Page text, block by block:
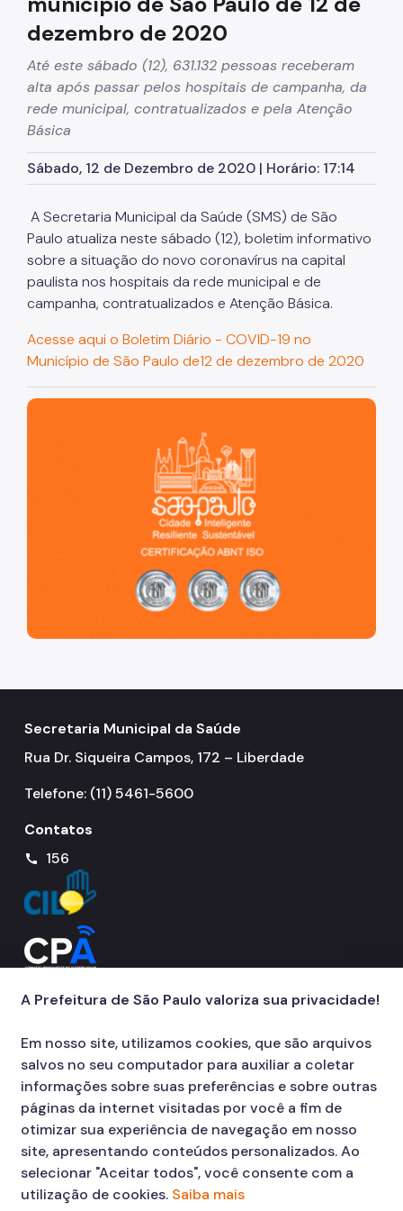
dezembro de 2020
Até este sábado (12), 631.132 pessoas receberam
alta após passar pelos hospitais de campanha, da
rede municipal, contratualizados e pela Atenção
Básica
Sábado, 12 de Dezembro de 2020 | Horário: 17:14
A Secretaria Municipal da Saúde (SMS) de São
Paulo atualiza neste sábado (12), boletim informativo
sobre a situação do novo coronavírus na capital
paulista nos hospitais da rede municipal e de
campanha, contratualizados e Atenção Básica.
Acesse aqui o Boletim Diário - COVID-19 no
Município de São Paulo de12 de dezembro de 2020
São Paulo, cidade inteligente, resiliente e sustentável
Secretaria Municipal da Saúde
Rua Dr. Siqueira Campos, 172 – Liberdade
Telefone: (11) 5461-5600
Contatos
call 156
A Prefeitura de São Paulo valoriza sua privacidade!
Em nosso site, utilizamos cookies, que são arquivos
salvos no seu computador para auxiliar a coletar
informações sobre suas preferências e sobre outras
páginas da internet visitadas por você a fim de
otimizar sua experiência de navegação em nosso
site, apresentando conteúdos personalizados. Ao
selecionar "Aceitar todos", você consente com a
utilização de cookies. Saiba mais